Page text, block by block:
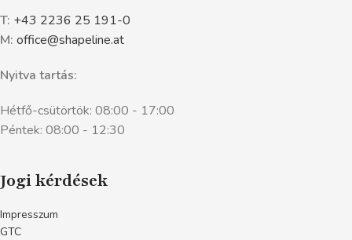
T: +43 2236 25 191-0
M: office@shapeline.at
Nyitva tartás:
Hétfő-csütörtök: 08:00 - 17:00
Péntek: 08:00 - 12:30
Jogi kérdések
Impresszum
GTC